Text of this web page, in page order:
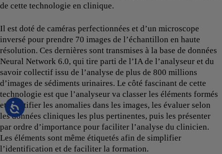
de cette technologie en clinique.
Il est doté de caméras perfectionnées et d’un microscope
inversé pour prendre 70 images de l’échantillon en haute
résolution. Ces dernières sont transmises à la base de données
Neural Network 6.0, qui tire parti de l’IA de l’analyseur et du
savoir collectif issu de l’analyse de plus de 800 millions
d’images de sédiments urinaires. Le côté fascinant de cette
technologie est que l’analyseur va classer les éléments formés
et identifier les anomalies dans les images, les évaluer selon
les données cliniques les plus pertinentes, puis les présenter
par ordre d’importance pour faciliter l’analyse du clinicien.
Les éléments sont même étiquetés afin de simplifier
l’identification et de faciliter la formation.